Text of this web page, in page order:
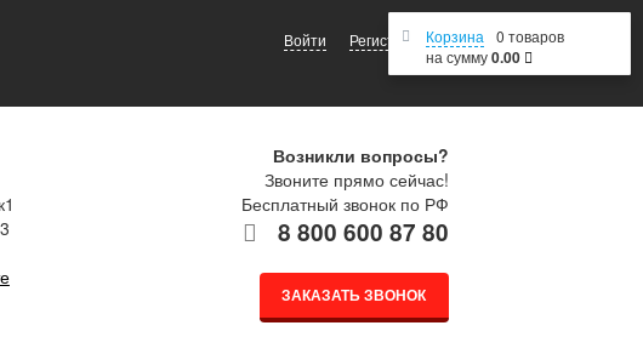
Войти Регистрация
Возникли вопросы?
Звоните прямо сейчас!
Бесплатный звонок по РФ
8 800 600 87 80
ЗАКАЗАТЬ ЗВОНОК
Корзина
0 товаров
на сумму0.00